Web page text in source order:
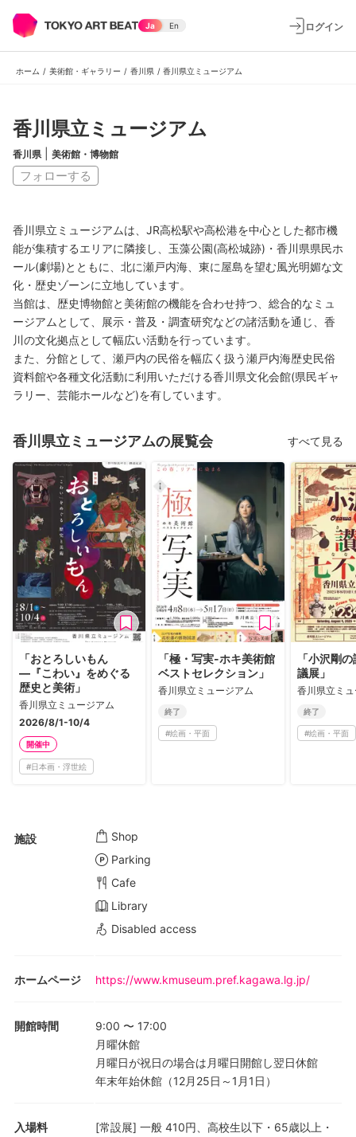
Ja En ログイン
ホーム / 美術館・ギャラリー / 香川県 / 香川県立ミュージアム
香川県立ミュージアム
香川県 美術館・博物館
フォローする
香川県立ミュージアムは、JR高松駅や高松港を中心とした都市機
能が集積するエリアに隣接し、玉藻公園(高松城跡)・香川県県民ホ
ール(劇場)とともに、北に瀬戸内海、東に屋島を望む風光明媚な文
化・歴史ゾーンに立地しています。
当館は、歴史博物館と美術館の機能を合わせ持つ、総合的なミュ
ージアムとして、展示・普及・調査研究などの諸活動を通じ、香
川の文化拠点として幅広い活動を行っています。
また、分館として、瀬戸内の民俗を幅広く扱う瀬戸内海歴史民俗
資料館や各種文化活動に利用いただける香川県文化会館(県民ギャ
ラリー、芸能ホールなど)を有しています。
香川県立ミュージアムの展覧会 すべて見る
「おとろしいもん
―『こわい』をめぐる
歴史と美術」
香川県立ミュージアム
2026/8/1-10/4
開催中
#日本画・浮世絵
「極・写実-ホキ美術館
ベストセレクション」
香川県立ミュージアム
終了
#絵画・平面
「小沢剛
議展」
香川県立ミ
終了
#絵画・平面
施設
Shop
Parking
Cafe
Library
Disabled access
ホームページ https://www.kmuseum.pref.kagawa.lg.jp/
開館時間 9:00 〜 17:00
月曜休館
月曜日が祝日の場合は月曜日開館し翌日休館
年末年始休館（12月25日～1月1日）
入場料
[常設展] 一般 410円、高校生以下・65歳以上・